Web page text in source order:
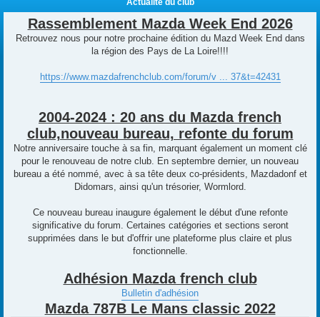
Rassemblement Mazda Week End 2026
Retrouvez nous pour notre prochaine édition du Mazd Week End dans
la région des Pays de La Loire!!!!
https://www.mazdafrenchclub.com/forum/v ... 37&t=42431
2004-2024 : 20 ans du Mazda french
club,nouveau bureau, refonte du forum
Notre anniversaire touche à sa fin, marquant également un moment clé
pour le renouveau de notre club. En septembre dernier, un nouveau
bureau a été nommé, avec à sa tête deux co-présidents, Mazdadonf et
Didomars, ainsi qu'un trésorier, Wormlord.
Ce nouveau bureau inaugure également le début d'une refonte
significative du forum. Certaines catégories et sections seront
supprimées dans le but d'offrir une plateforme plus claire et plus
fonctionnelle.
Adhésion Mazda french club
Bulletin d'adhésion
Mazda 787B Le Mans classic 2022